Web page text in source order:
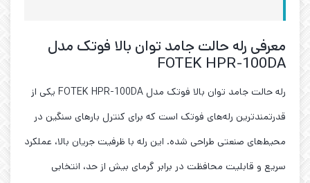
معرفی رله حالت جامد توان بالا فوتک مدل
FOTEK HPR-100DA
رله حالت جامد توان بالا فوتک مدل FOTEK HPR-100DA یکی از
قدرتمندترین رله‌های فوتک است که برای کنترل بارهای سنگین در
محیط‌های صنعتی طراحی شده. این رله با ظرفیت جریان بالا، عملکرد
سریع و قابلیت محافظت در برابر گرمای بیش از حد، انتخابی